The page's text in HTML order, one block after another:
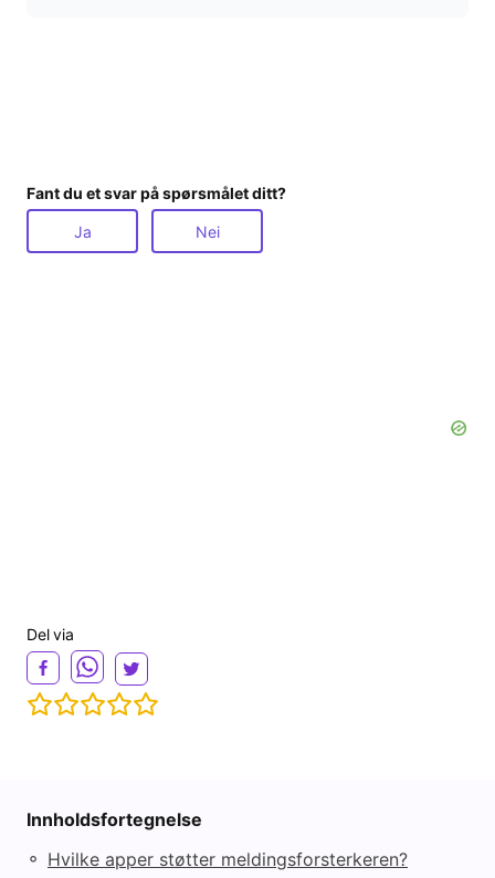
Fant du et svar på spørsmålet ditt?
Ja Nei
Del via
Innholdsfortegnelse
◦ Hvilke apper støtter meldingsforsterkeren?